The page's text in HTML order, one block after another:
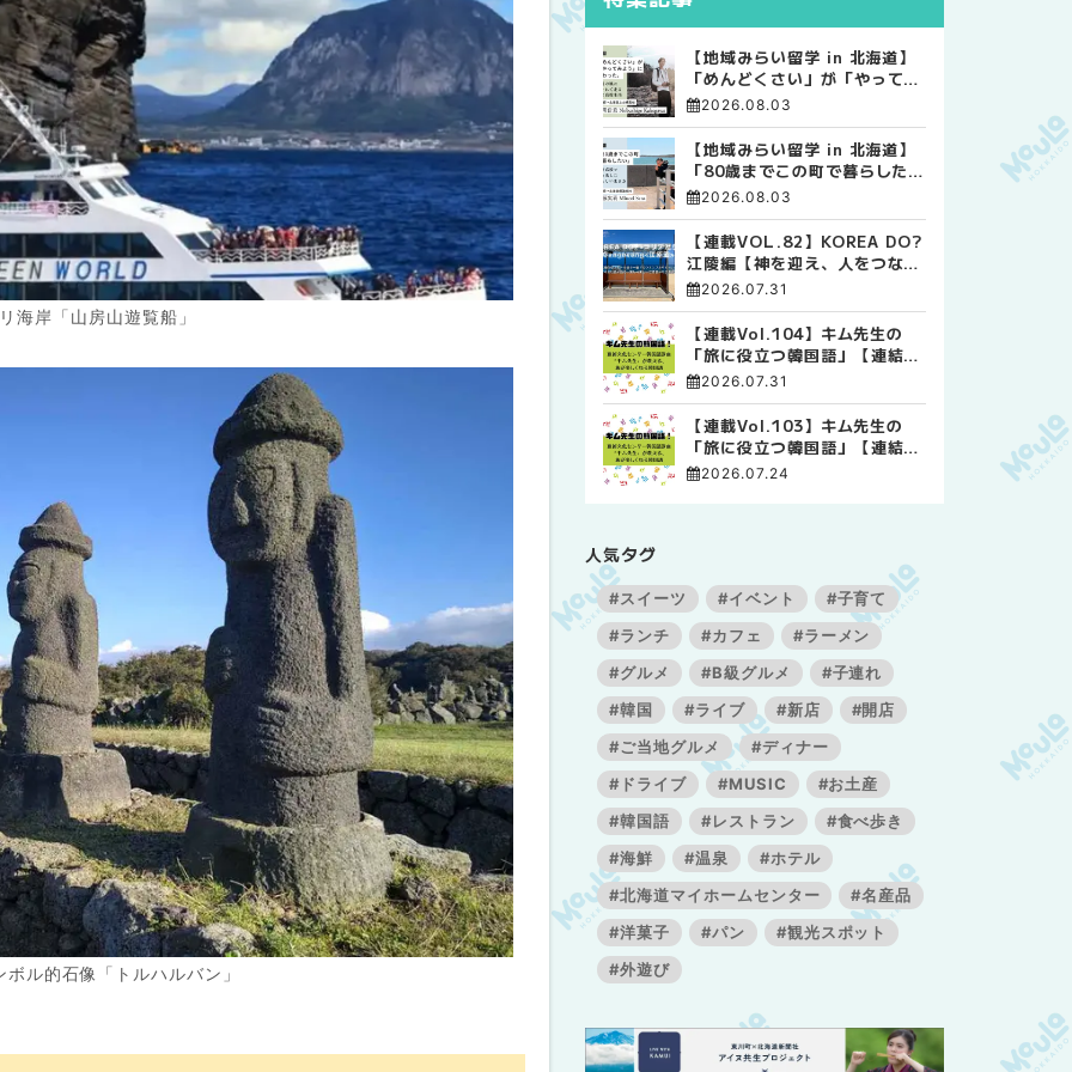
海岸「山房山遊覧船」
ル的石像「トルハルバン」
【地域みらい留学 in 北海道】
「めんどくさい」が「やってみ
よう」に変わった。 十勝の風
自由な高校生活
2026.08.03
【地域みらい留学 in 北海道】
「80歳までこの町で暮らした
い」 標津高校で踏み出した、
2026.08.03
【連載VOL.82】KOREA DO?
江陵編【神を迎え、人をつなぐ
時間 ― 江陵端午祭 】
2026.07.31
【連載Vol.104】キム先生の
「旅に役立つ韓国語」【連結語
尾について その4】
2026.07.31
【連載Vol.103】キム先生の
「旅に役立つ韓国語」【連結語
尾について その3】
2026.07.24
人気タグ
#スイーツ #イベント
#子育て
#ランチ
#カフェ
#ラーメン
#グルメ
#B級グルメ
#子連れ
#韓国
#ライブ #新店
#開店
#ご当地グルメ
#ディナー
#ドライブ
#MUSIC
#お土産
#韓国語
#レストラン
#食べ歩き
#海鮮
#温泉
#ホテル
#北海道マイホームセンター
#名産品
#洋菓子
#パン
#観光スポット
#外遊び